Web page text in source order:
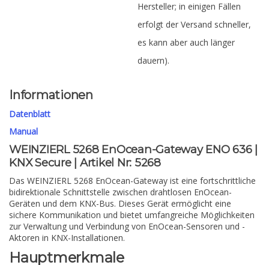
Hersteller; in einigen Fällen
erfolgt der Versand schneller,
es kann aber auch länger
dauern).
Informationen
Datenblatt
Manual
WEINZIERL 5268 EnOcean-Gateway ENO 636 |
KNX Secure | Artikel Nr: 5268
Das WEINZIERL 5268 EnOcean-Gateway ist eine fortschrittliche
bidirektionale Schnittstelle zwischen drahtlosen EnOcean-
Geräten und dem KNX-Bus. Dieses Gerät ermöglicht eine
sichere Kommunikation und bietet umfangreiche Möglichkeiten
zur Verwaltung und Verbindung von EnOcean-Sensoren und -
Aktoren in KNX-Installationen.
Hauptmerkmale